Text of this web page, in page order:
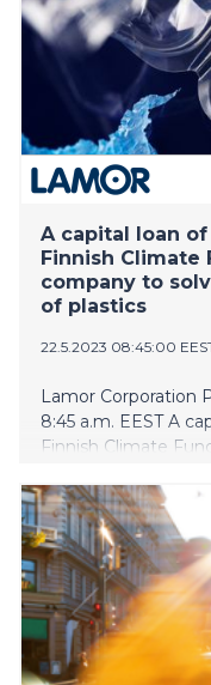
A capital loan
Finnish Climate
company to
of plastics
22.5.2023 08:45:00
Lamor Corporation
8:45 a.m. EEST A
Finnish Climate
Climate Fund has
euros to Lamor’s
to enable the
facility for plastics in
make it possible to
to recycle, instead
route. Participating
challenge with a